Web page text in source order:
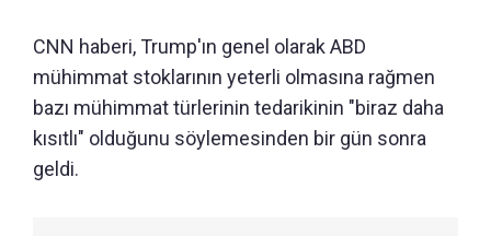
CNN haberi, Trump'ın genel olarak ABD
mühimmat stoklarının yeterli olmasına rağmen
bazı mühimmat türlerinin tedarikinin "biraz daha
kısıtlı" olduğunu söylemesinden bir gün sonra
geldi.